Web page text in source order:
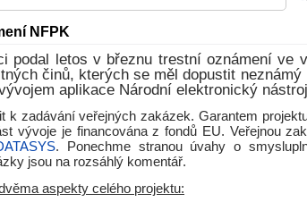
NFPK
podal letos v březnu trestní oznámení ve
činů, kterých se měl dopustit neznámý
aplikace Národní elektronický
k zadávání veřejných zakázek. Garantem
vývoje je financována z fondů EU. Veřejnou
. Ponechme stranou úvahy o
jsou na rozsáhlý komentář.
aspekty celého projektu: